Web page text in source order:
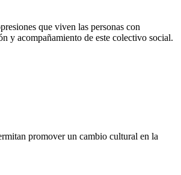
que viven las personas con
y acompañamiento de este colectivo social.
promover un cambio cultural en la